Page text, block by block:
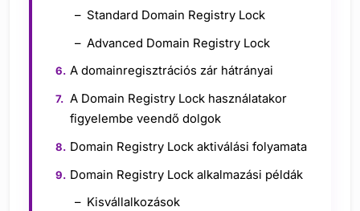
Standard Domain Registry Lock
Advanced Domain Registry Lock
A domainregisztrációs zár hátrányai
A Domain Registry Lock használatakor
figyelembe veendő dolgok
Domain Registry Lock aktiválási folyamata
Domain Registry Lock alkalmazási példák
Kisvállalkozások